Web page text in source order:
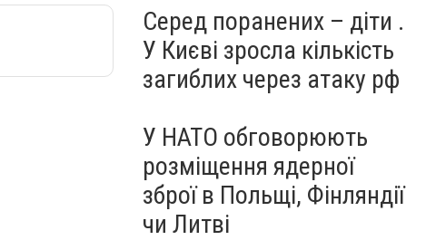
Серед поранених – діти .
У Києві зросла кількість
загиблих через атаку рф
У НАТО обговорюють
розміщення ядерної
зброї в Польщі, Фінляндії
чи Литві